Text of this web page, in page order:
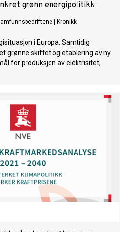
grønn energipolitikk
Kronikk
i Europa. Samtidig
grønne skiftet og etablering av ny
for produksjon av elektrisitet,